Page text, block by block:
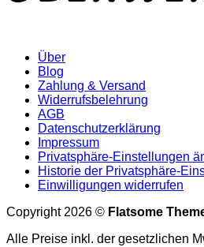
Über
Blog
Zahlung & Versand
Widerrufsbelehrung
AGB
Datenschutzerklärung
Impressum
Privatsphäre-Einstellungen
Historie der Privatsphäre-
Einwilligungen widerrufen
Copyright 2026 © Flatsome
Alle Preise inkl. der gesetzlichen